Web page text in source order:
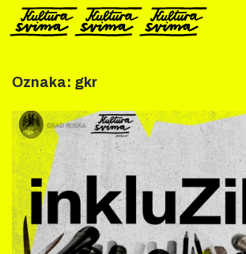
Preskoči
sadržaj
Oznaka: gkr